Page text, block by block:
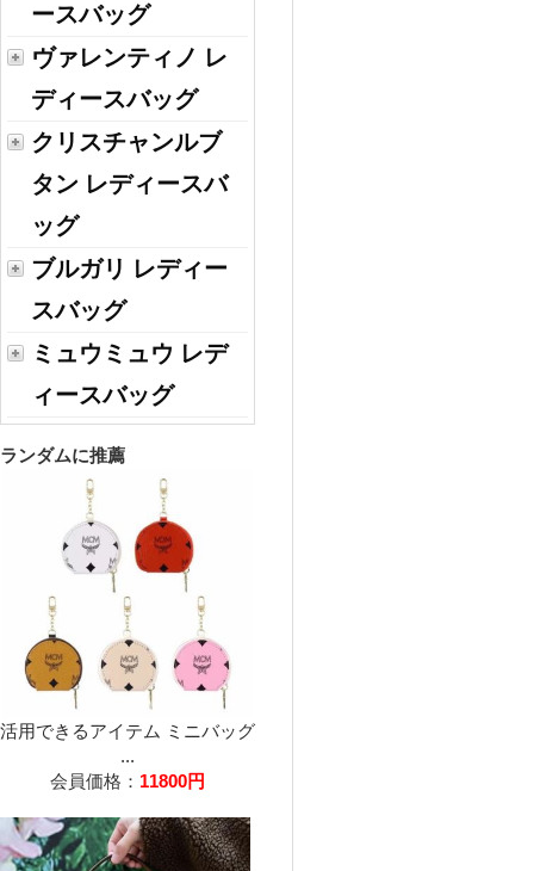
ースバッグ
ヴァレンティノ レ
ディースバッグ
クリスチャンルブ
タン レディースバ
ッグ
ブルガリ レディー
スバッグ
ミュウミュウ レデ
ィースバッグ
ランダムに推薦
活用できるアイテム ミニバッグ
...
会員価格： 11800円